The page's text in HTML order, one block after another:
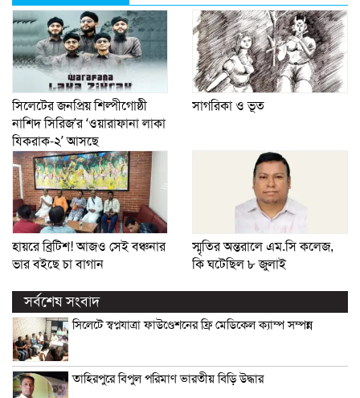
সিলেটের জনপ্রিয় শিল্পীগোষ্ঠী
নাশিদ সিরিজ’র ‘ওয়ারাফানা লাকা
যিকরাক-২’ আসছে
সাগরিকা ও ভূত
হায়রে ব্রিটিশ! আজও সেই বঞ্চনার
ভার বইছে চা বাগান
স্মৃতির অন্তরালে এম.সি কলেজ,
কি ঘটেছিল ৮ জুলাই
সর্বশেষ সংবাদ
সিলেটে স্বপ্নযাত্রা ফাউণ্ডেশনের ফ্রি মেডিকেল ক্যাম্প সম্পন্ন
তাহিরপুরে বিপুল পরিমাণ ভারতীয় বিড়ি উদ্ধার